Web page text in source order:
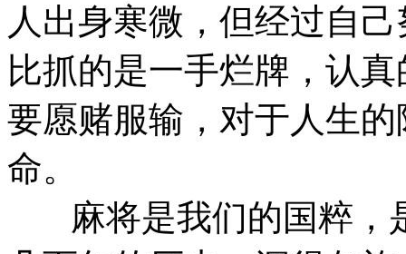
人出身寒微，但经过自
比抓的是一手烂牌，认
要愿赌服输，对于人生
命。
麻将是我们的国粹，